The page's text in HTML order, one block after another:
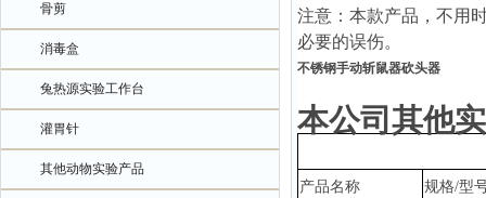
骨剪
消毒盒
兔热源实验工作台
灌胃针
其他动物实验产品
注意：本款产品，不用
必要的误伤。
不锈钢手动斩鼠器砍头器
本公司其他
产品名称 规格/型